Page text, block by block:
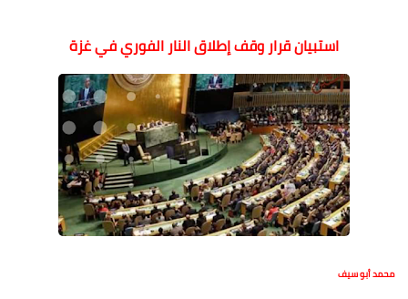
استبيان قرار وقف إطلاق النار الفوري في غزة
محمد أبو سيف